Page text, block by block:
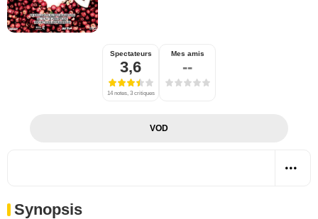
Spectateurs
3,6
14 notes, 3 critiques
Mes amis
--
VOD
Synopsis